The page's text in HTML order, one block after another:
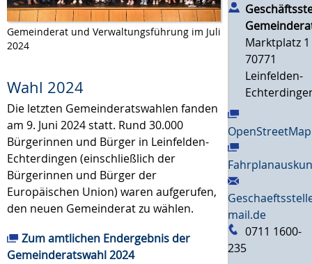
Gemeinderat und Verwaltungsführung im Juli
2024
Wahl 2024
Die letzten Gemeinderatswahlen fanden
am 9. Juni 2024 statt. Rund 30.000
Bürgerinnen und Bürger in Leinfelden-
Echterdingen (einschließlich der
Bürgerinnen und Bürger der
Europäischen Union) waren aufgerufen,
den neuen Gemeinderat zu wählen.
Zum amtlichen Endergebnis der
Gemeinderatswahl 2024
Marktplatz 1
70771
Leinfelden-
OpenStreetMap
mail.de
0711 1600-
235